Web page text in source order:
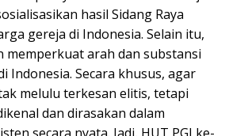
hasil Sidang Raya
gereja di Indonesia. Selain itu,
memperkuat arah dan substansi
Indonesia. Secara khusus, agar
melulu terkesan elitis, tetapi
dan dirasakan dalam